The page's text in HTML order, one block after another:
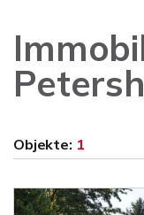
Objekte: 1